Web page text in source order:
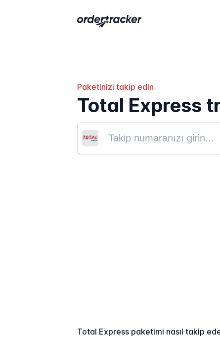
Paketinizi takip edin
Total Express
Total Express paketimi nasıl takip